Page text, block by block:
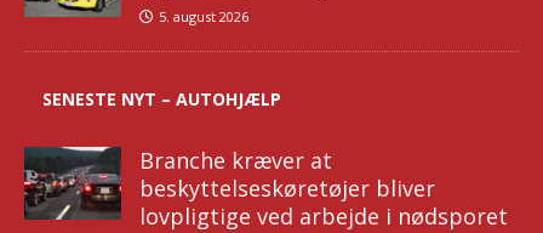
5. august 2026
SENESTE NYT – AUTOHJÆLP
Branche kræver at
beskyttelseskøretøjer bliver
lovpligtige ved arbejde i nødsporet